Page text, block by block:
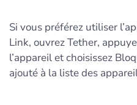
Si vous préférez utiliser
Link, ouvrez Tether,
l’appareil et choisissez
ajouté à la liste des